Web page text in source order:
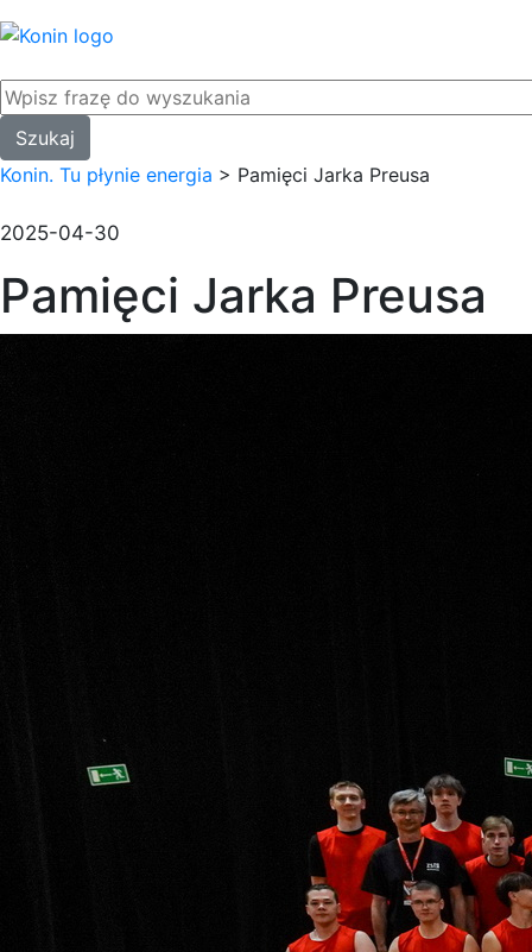
Konin. Tu płynie energia > Pamięci Jarka Preusa
2025-04-30
Pamięci Jarka Preusa